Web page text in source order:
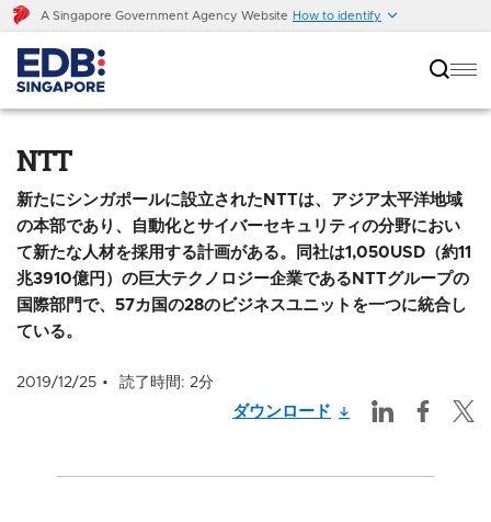
A Singapore Government Agency Website How to identify
NTT
新たにシンガポールに設立されたNTTは、アジア太平洋地域
の本部であり、自動化とサイバーセキュリティの分野におい
て新たな人材を採用する計画がある。同社は1,050USD（約11
兆3910億円）の巨大テクノロジー企業であるNTTグループの
国際部門で、57カ国の28のビジネスユニットを一つに統合し
ている。
2019/12/25 読了時間: 2分
ダウンロード